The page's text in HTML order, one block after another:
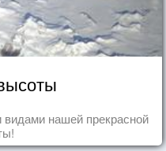
нашей прекрасной